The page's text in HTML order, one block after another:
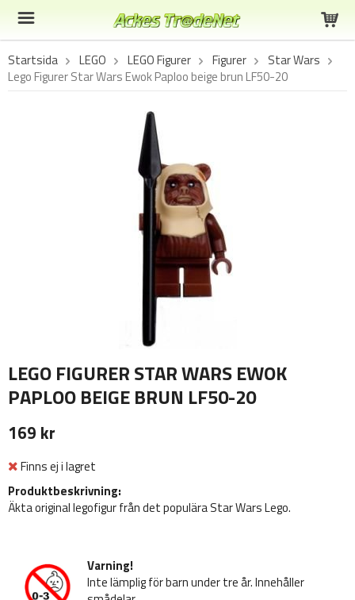
Startsida LEGO LEGO Figurer Figurer
Star Wars
Lego Figurer Star Wars Ewok Paploo beige brun LF50-20
LEGO FIGURER STAR WARS EWOK
PAPLOO BEIGE BRUN LF50-20
169 kr
Finns ej i lagret
Produktbeskrivning:
Äkta original legofigur från det populära Star Wars Lego.
Varning!
Inte lämplig för barn under tre år. Innehåller